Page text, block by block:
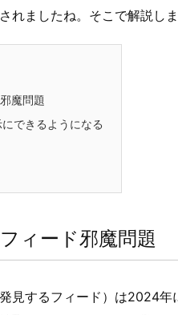
れましたね。そこで解説し
魔問題
できるようになる
ィード邪魔問題
見するフィード）は2024